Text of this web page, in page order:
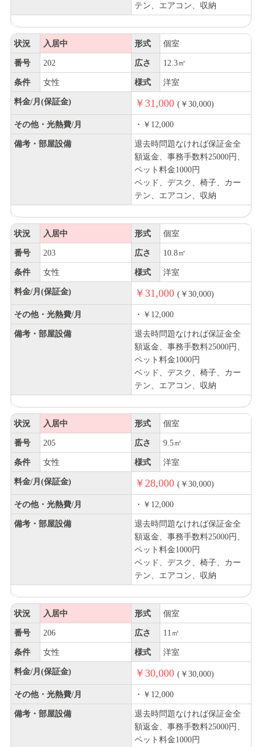
テン、エアコン、収納
状況 入居中 形式 個室
番号 202 広さ 12.3㎡
条件 女性 様式 洋室
料金/月(保証金) ￥31,000 (￥30,000)
その他・光熱費/月 ・￥12,000
備考・部屋設備
退去時問題なければ保証金全
額返金、事務手数料25000円、
ペット料金1000円
ベッド、デスク、椅子、カー
テン、エアコン、収納
状況 入居中 形式 個室
番号 203 広さ 10.8㎡
条件 女性 様式 洋室
料金/月(保証金) ￥31,000 (￥30,000)
その他・光熱費/月 ・￥12,000
備考・部屋設備
退去時問題なければ保証金全
額返金、事務手数料25000円、
ペット料金1000円
ベッド、デスク、椅子、カー
テン、エアコン、収納
状況 入居中 形式 個室
番号 205 広さ 9.5㎡
条件 女性 様式 洋室
料金/月(保証金) ￥28,000 (￥30,000)
その他・光熱費/月 ・￥12,000
備考・部屋設備
退去時問題なければ保証金全
額返金、事務手数料25000円、
ペット料金1000円
ベッド、デスク、椅子、カー
テン、エアコン、収納
状況 入居中 形式 個室
番号 206 広さ 11㎡
条件 女性 様式 洋室
料金/月(保証金) ￥30,000 (￥30,000)
その他・光熱費/月 ・￥12,000
備考・部屋設備
退去時問題なければ保証金全
額返金、事務手数料25000円、
ペット料金1000円